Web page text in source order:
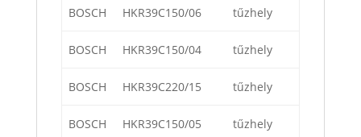
BOSCH HKR39C150/06 tűzhely
BOSCH HKR39C150/04 tűzhely
BOSCH HKR39C220/15 tűzhely
BOSCH HKR39C150/05 tűzhely